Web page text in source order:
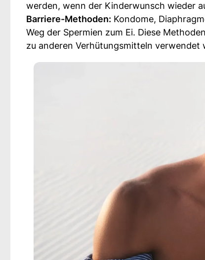
werden, wenn der Kinderwunsch wieder
Barriere-Methoden: Kondome,
Weg der Spermien zum Ei. Diese
zu anderen Verhütungsmitteln verwendet